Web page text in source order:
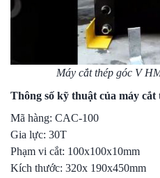
Máy cắt thép góc V
Thông số kỹ thuật của máy
Mã hàng: CAC-100
Gia lực: 30T
Phạm vi cắt: 100x100x10mm
Kích thước: 320x 190x450mm